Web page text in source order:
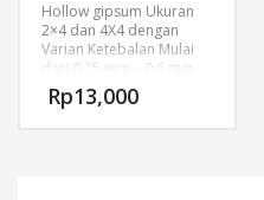
Hollow gipsum Ukuran
2×4 dan 4X4 dengan
Varian Ketebalan Mulai
dari 0,25 mm – 0,6 mm
biasanya terbuat dari
besi galvanis dan
Rp13,000